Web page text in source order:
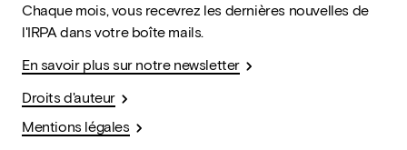
Chaque mois, vous recevrez les dernières nouvelles de
l'IRPA dans votre boîte mails.
En savoir plus sur notre newsletter
Droits d'auteur
Mentions légales